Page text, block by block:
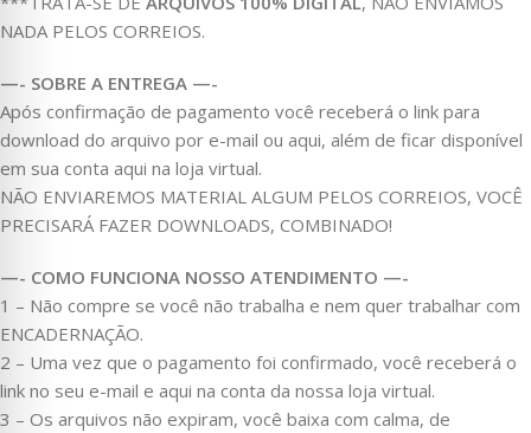
NADA PELOS CORREIOS.
—- SOBRE A ENTREGA —-
Após confirmação de pagamento você receberá o link para
download do arquivo por e-mail ou aqui, além de ficar disponível
em sua conta aqui na loja virtual.
NÃO ENVIAREMOS MATERIAL ALGUM PELOS CORREIOS, VOCÊ
PRECISARÁ FAZER DOWNLOADS, COMBINADO!
—- COMO FUNCIONA NOSSO ATENDIMENTO —-
1 – Não compre se você não trabalha e nem quer trabalhar com
ENCADERNAÇÃO.
2 – Uma vez que o pagamento foi confirmado, você receberá o
link no seu e-mail e aqui na conta da nossa loja virtual.
3 – Os arquivos não expiram, você baixa com calma, de